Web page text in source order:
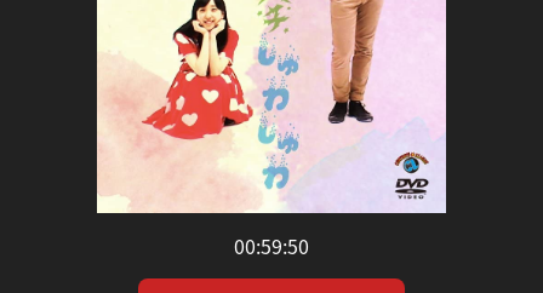
00:59:50